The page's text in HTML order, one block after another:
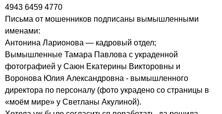
4943 6459 4770
Письма от мошенников подписаны вымышленными
именами:
Антонина Ларионова — кадровый отдел;
Вымышленные Тамара Павлова с украденной
фотографией у Саюн Екатерины Викторовны и
Воронова Юлия Александровна - вымышленного
директора по персоналу (фото украдено со страницы в
«моём мире» у Светланы Акулиной).